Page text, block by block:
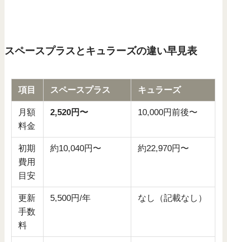
スペースプラスとキュラーズの違い早見表
項目 スペースプラス キュラーズ
月額
料金
2,520円〜 10,000円前後〜
初期
費用
目安
約10,040円〜 約22,970円〜
更新
手数
料
5,500円/年 なし（記載なし）